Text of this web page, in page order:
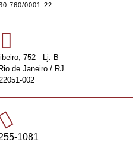
0001-22
752 - Lj. B
de Janeiro / RJ
002
1081